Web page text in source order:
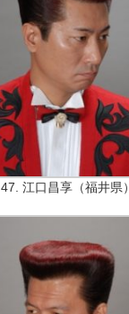
47. 江口昌享（福井県）